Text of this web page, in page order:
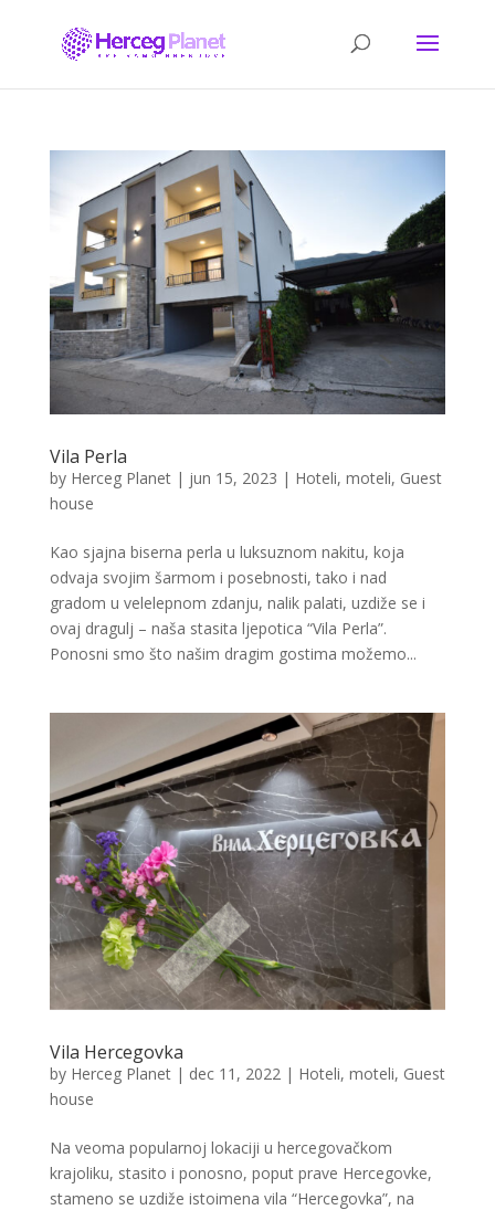
Vila Perla
by Herceg Planet| jun 15, 2023 | Hoteli, moteli, Guest
house
Kao sjajna biserna perla u luksuznom nakitu, koja
odvaja svojim šarmom i posebnosti, tako i nad
gradom u velelepnom zdanju, nalik palati, uzdiže se i
ovaj dragulj – naša stasita ljepotica “Vila Perla”.
Ponosni smo što našim dragim gostima možemo...
Vila Hercegovka
by Herceg Planet| dec 11, 2022 | Hoteli, moteli, Guest
house
Na veoma popularnoj lokaciji u hercegovačkom
krajoliku, stasito i ponosno, poput prave Hercegovke,
stameno se uzdiže istoimena vila “Hercegovka”, na